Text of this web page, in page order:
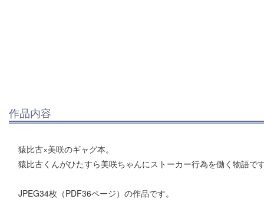
作品内容
猿比古×美咲のギャグ本。
猿比古くんがひたすら美咲ちゃんにストーカー行為を働く物語で
JPEG34枚（PDF36ページ）の作品です。